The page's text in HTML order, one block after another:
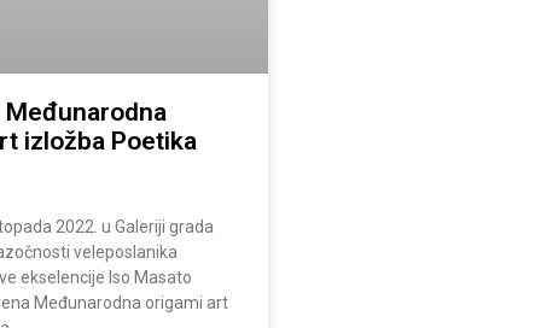
izložba Poetika
2022. u Galeriji grada
veleposlanika
ekselencije Iso Masato
Međunarodna origami art